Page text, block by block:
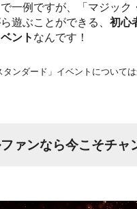
一例ですが、「マジック
遊ぶことができる、初心
ント なんです！
ンダード」イベントについて
ァンなら今こそチャ